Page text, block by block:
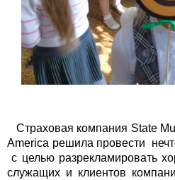
Страховая компания State
America решила провести
с целью разрекламировать
служащих и клиентов